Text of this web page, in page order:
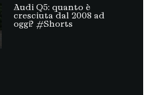
Audi Q5: quanto è
cresciuta dal 2008 ad
oggi? #Shorts